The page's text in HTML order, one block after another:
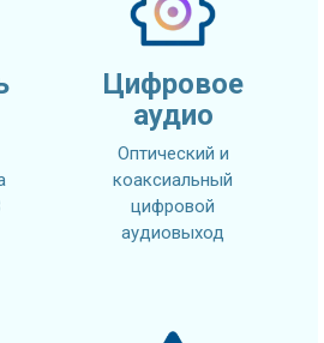
Цифровое
аудио
Оптический и
коаксиальный
цифровой
аудиовыход